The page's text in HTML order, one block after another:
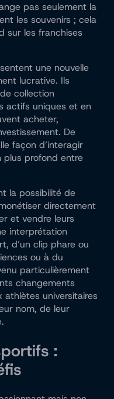
pas seulement la
les souvenirs ; cela
sur les franchises
une nouvelle
lucrative. Ils
collection
actifs uniques et en
acheter,
De
façon d’interagir
plus profond entre
la possibilité de
directement
et vendre leurs
interprétation
d’un clip phare ou
ou à du
particulièrement
changements
universitaires
nom, de leur
: